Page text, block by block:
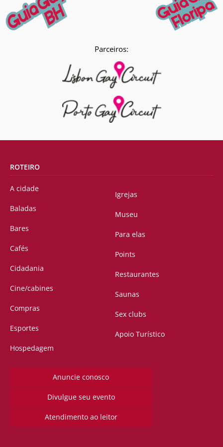
Parceiros:
ROTEIRO
A cidade
Baladas
Bares
Cafés
Cidadania
Cine/cabines
Compras
Esportes
Hospedagem
Igrejas
Museu
Para elas
Points
Restaurantes
Saunas
Sex clubs
Apoio Turístico
Anuncie conosco
Divulgue seu evento
Atendimento ao leitor